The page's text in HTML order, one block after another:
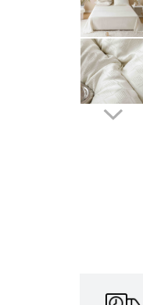
Cuverturi bumbac
Cuverturi catifea
Huse de protecție
Huse de protectie pat finet
Huse de protecție scaun